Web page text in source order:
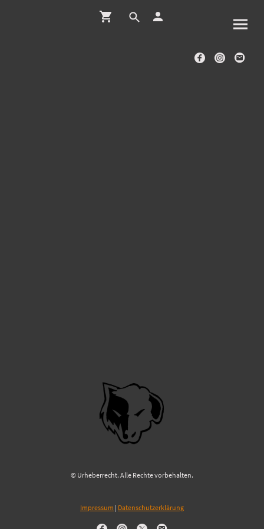
© Urheberrecht. Alle Rechte vorbehalten.
Impressum | Datenschutzerklärung